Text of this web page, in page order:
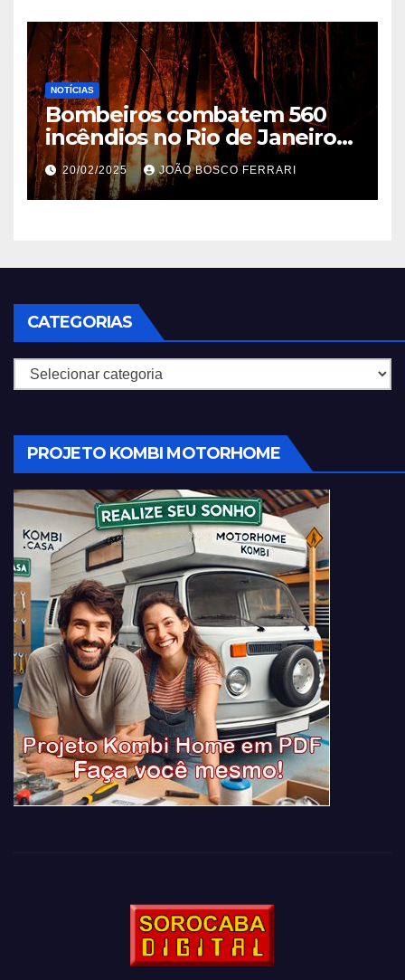
NOTÍCIAS
Bombeiros combatem 560
incêndios no Rio de Janeiro
em 2025
20/02/2025 JOÃO BOSCO FERRARI
CATEGORIAS
Categorias
PROJETO KOMBI MOTORHOME